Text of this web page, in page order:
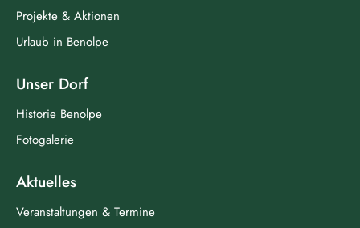
Projekte & Aktionen
Urlaub in Benolpe
Unser Dorf
Historie Benolpe
Fotogalerie
Aktuelles
Veranstaltungen & Termine